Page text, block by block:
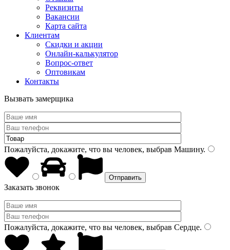
Реквизиты
Вакансии
Карта сайта
Клиентам
Скидки и акции
Онлайн-калькулятор
Вопрос-ответ
Оптовикам
Контакты
Вызвать замерщика
Пожалуйста, докажите, что вы человек, выбрав Машину.
Заказать звонок
Пожалуйста, докажите, что вы человек, выбрав Сердце.